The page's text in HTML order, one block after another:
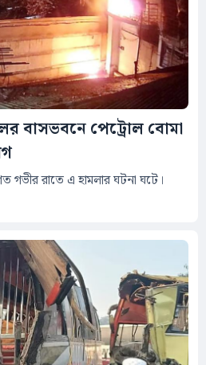
বাসভবনে পেট্রোল বোমা
গভীর রাতে এ হামলার ঘটনা ঘটে।